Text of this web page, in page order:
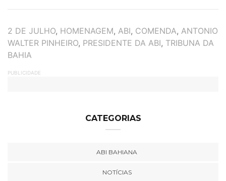
TAGS
2 DE JULHO, HOMENAGEM, ABI, COMENDA, ANTONIO
WALTER PINHEIRO, PRESIDENTE DA ABI, TRIBUNA DA
BAHIA
PUBLICIDADE
CATEGORIAS
ABI BAHIANA
NOTÍCIAS